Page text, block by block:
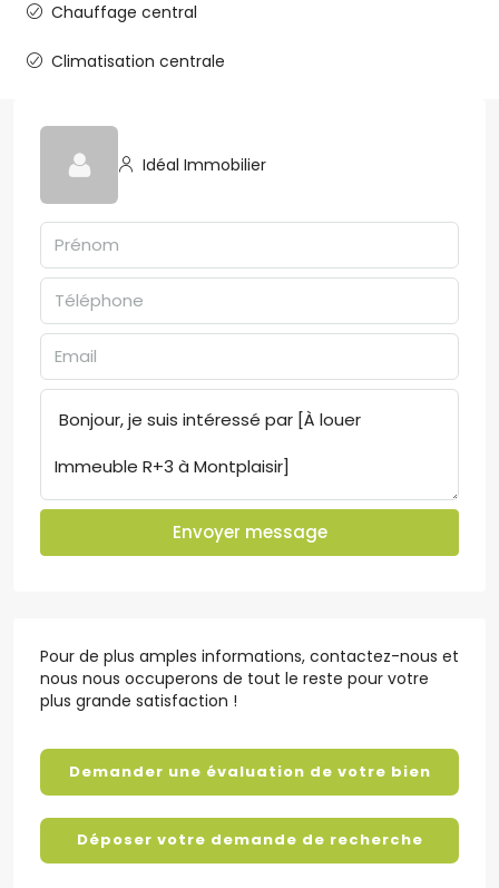
Chauffage central
Climatisation centrale
Idéal Immobilier
Envoyer message
Pour de plus amples informations, contactez-nous et
nous nous occuperons de tout le reste pour votre
plus grande satisfaction !
Demander une évaluation de votre bien
Déposer votre demande de recherche